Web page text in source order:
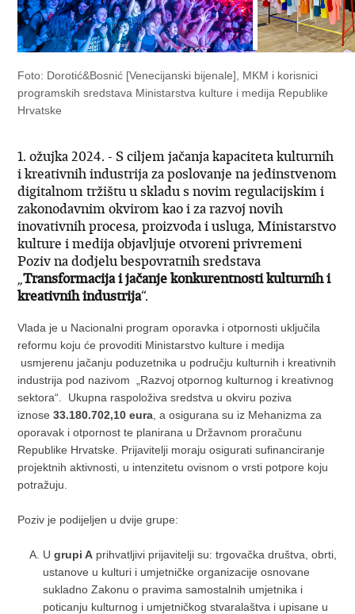
Foto: Dorotić&Bosnić [Venecijanski bijenale], MKM i korisnici
programskih sredstava Ministarstva kulture i medija Republike
Hrvatske
1. ožujka 2024. - S ciljem jačanja kapaciteta kulturnih
i kreativnih industrija za poslovanje na jedinstvenom
digitalnom tržištu u skladu s novim regulacijskim i
zakonodavnim okvirom kao i za razvoj novih
inovativnih procesa, proizvoda i usluga, Ministarstvo
kulture i medija objavljuje otvoreni privremeni
Poziv na dodjelu bespovratnih sredstava
„Transformacija i jačanje konkurentnosti kulturnih i
kreativnih industrija“.
Vlada je u Nacionalni program oporavka i otpornosti uključila
reformu koju će provoditi Ministarstvo kulture i medija
usmjerenu jačanju poduzetnika u području kulturnih i kreativnih
industrija pod nazivom „Razvoj otpornog kulturnog i kreativnog
sektora“. Ukupna raspoloživa sredstva u okviru poziva
iznose33.180.702,10 eura , a osigurana su iz Mehanizma za
oporavak i otpornost te planirana u Državnom proračunu
Republike Hrvatske. Prijavitelji moraju osigurati sufinanciranje
projektnih aktivnosti, u intenzitetu ovisnom o vrsti potpore koju
potražuju.
Poziv je podijeljen u dvije grupe:
Ugrupi A prihvatljivi prijavitelji su: trgovačka društva, obrti,
ustanove u kulturi i umjetničke organizacije osnovane
sukladno Zakonu o pravima samostalnih umjetnika i
poticanju kulturnog i umjetničkog stvaralaštva i upisane u